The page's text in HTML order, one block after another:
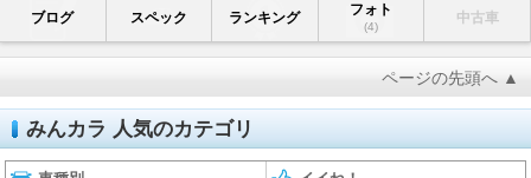
ブログ スペック ランキング フォト
(4)
中古車
ページの先頭へ ▲
みんカラ 人気のカテゴリ